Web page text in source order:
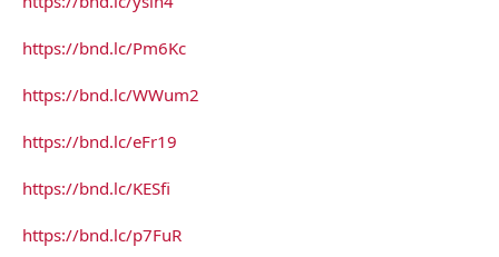
r
e
https://bnd.lc/Pm6Kc
https://bnd.lc/WWum2
https://bnd.lc/eFr19
https://bnd.lc/KESfi
https://bnd.lc/p7FuR